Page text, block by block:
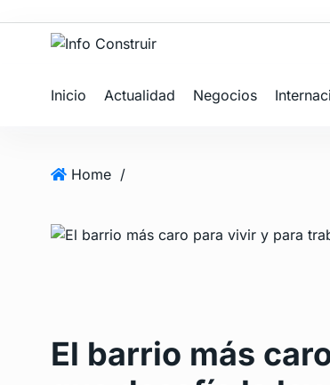
Inicio Actualidad Negocios
Home /
El barrio más